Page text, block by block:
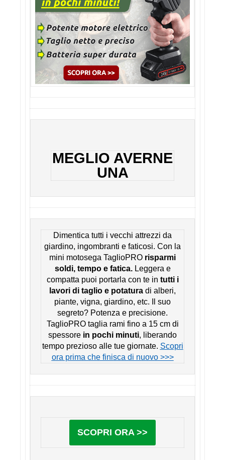
MEGLIO AVERNE
UNA
Dimentica tutti i vecchi attrezzi da
giardino, ingombranti e faticosi. Con la
mini motosega TaglioPRO risparmi
soldi, tempo e fatica.Leggera e
compatta puoi portarla con te in tutti i
lavori di taglio e potatura di alberi,
piante, vigna, giardino, etc. Il suo
segreto? Potenza e precisione.
TaglioPRO taglia rami fino a 15 cm di
spessore in pochi minuti, liberando
tempo prezioso alle tue giornate. Scopri
ora prima che finisca di nuovo >>>
SCOPRI ORA >>